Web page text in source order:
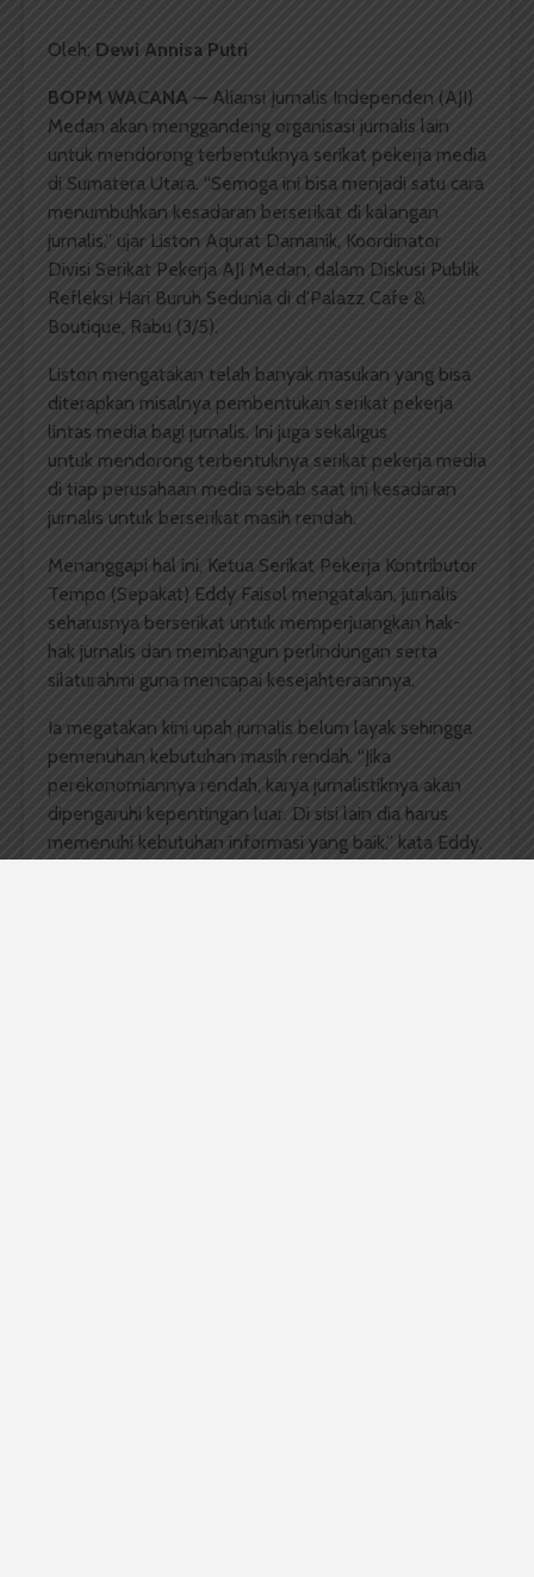
Oleh: Dewi Annisa Putri
BOPM WACANA — Aliansi Jurnalis Independen (AJI)
Medan akan menggandeng organisasi jurnalis lain
untuk mendorong terbentuknya serikat pekerja media
di Sumatera Utara. “Semoga ini bisa menjadi satu cara
menumbuhkan kesadaran berserikat di kalangan
jurnalis,” ujar Liston Aqurat Damanik, Koordinator
Divisi Serikat Pekerja AJI Medan, dalam Diskusi Publik
Refleksi Hari Buruh Sedunia di d’Palazz Cafe &
Boutique, Rabu (3/5).
Liston mengatakan telah banyak masukan yang bisa
diterapkan misalnya pembentukan serikat pekerja
lintas media bagi jurnalis. Ini juga sekaligus
untuk mendorong terbentuknya serikat pekerja media
di tiap perusahaan media sebab saat ini kesadaran
jurnalis untuk berserikat masih rendah.
Menanggapi hal ini, Ketua Serikat Pekerja Kontributor
Tempo (Sepakat) Eddy Faisol mengatakan, jurnalis
seharusnya berserikat untuk memperjuangkan hak-
hak jurnalis dan membangun perlindungan serta
silaturahmi guna mencapai kesejahteraannya.
Ia megatakan kini upah jurnalis belum layak sehingga
pemenuhan kebutuhan masih rendah. “Jika
perekonomiannya rendah, karya jurnalistiknya akan
dipengaruhi kepentingan luar. Di sisi lain dia harus
memenuhi kebutuhan informasi yang baik,” kata Eddy.